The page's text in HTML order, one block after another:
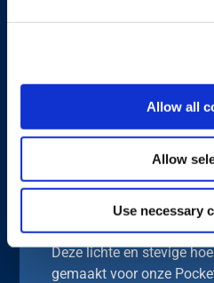
Allow all
Allow
Use necessary
DRAAGACCESSOIRE
Hoes voor Pocket
Deze lichte en stevige
gemaakt voor onze